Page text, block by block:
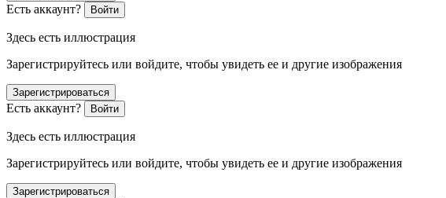
Есть аккаунт? Войти
Здесь есть иллюстрация
Зарегистрируйтесь или войдите, чтобы увидеть ее и другие изображения
Зарегистрироваться
Есть аккаунт? Войти
Здесь есть иллюстрация
Зарегистрируйтесь или войдите, чтобы увидеть ее и другие изображения
Зарегистрироваться